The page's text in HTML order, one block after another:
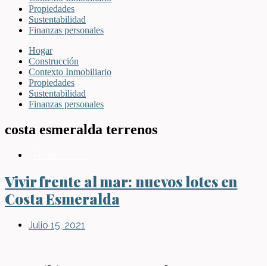
Propiedades
Sustentabilidad
Finanzas personales
Hogar
Construcción
Contexto Inmobiliario
Propiedades
Sustentabilidad
Finanzas personales
costa esmeralda terrenos
Vivir frente al mar: nuevos lotes en
Costa Esmeralda
Julio 15, 2021